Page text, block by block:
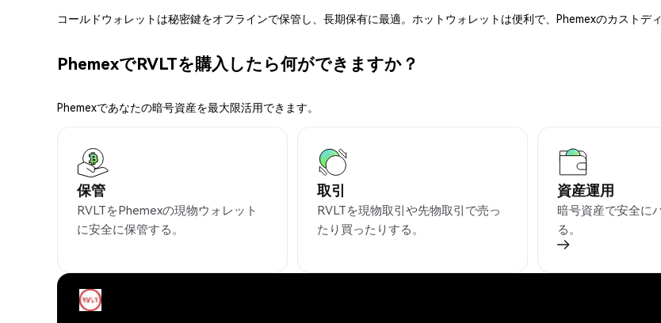
コールドウォレットは秘密鍵をオフラインで保管し、長期保有に最適。ホットウォレットは便利で、Phemexのカストデ
PhemexでRVLTを購入したら何ができますか？
Phemexであなたの暗号資産を最大限活用できます。
保管
RVLTをPhemexの現物ウォレット
に安全に保管する。
取引
RVLTを現物取引や先物取引で売っ
たり買ったりする。
資産運用
暗号資産で安全に
る。